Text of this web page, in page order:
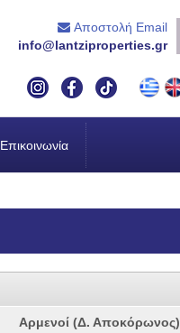
Αποστολή Email
info@lantziproperties.gr
Επικοινωνία
Αρμενοί (Δ. Αποκόρωνος)